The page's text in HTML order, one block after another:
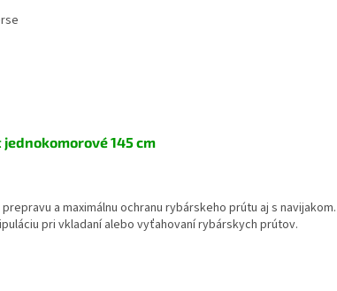
145 cm
a maximálnu ochranu rybárskeho prútu aj s
pri vkladaní alebo vyťahovaní rybárskych prútov.